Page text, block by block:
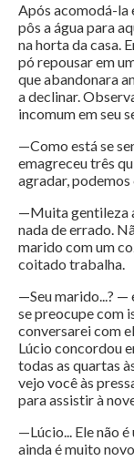
Após acomodá-la
pôs a água para
na horta da casa.
pó repousar em
que abandonara
a declinar.
incomum em seu
—Como está se
emagreceu três
agradar,
—Muita gentileza
nada de errado.
marido com um
coitado trabalha.
—Seu marido...? —
se preocupe com
conversarei com
Lúcio concordou
todas as quartas
vejo você às
para assistir à
—Lúcio... Ele não
ainda é muito